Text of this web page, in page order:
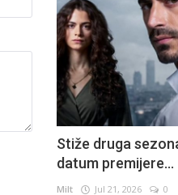
Stiže druga
datum premijere...
Milt Jul 21, 2026 0